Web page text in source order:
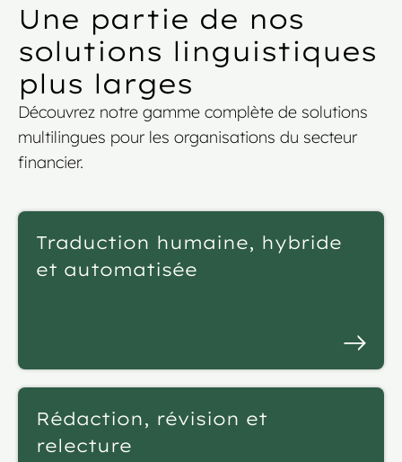
Une partie de nos
solutions linguistiques
plus larges
Découvrez notre gamme complète de solutions
multilingues pour les organisations du secteur
financier.
Traduction humaine, hybride
et automatisée
Rédaction, révision et
relecture